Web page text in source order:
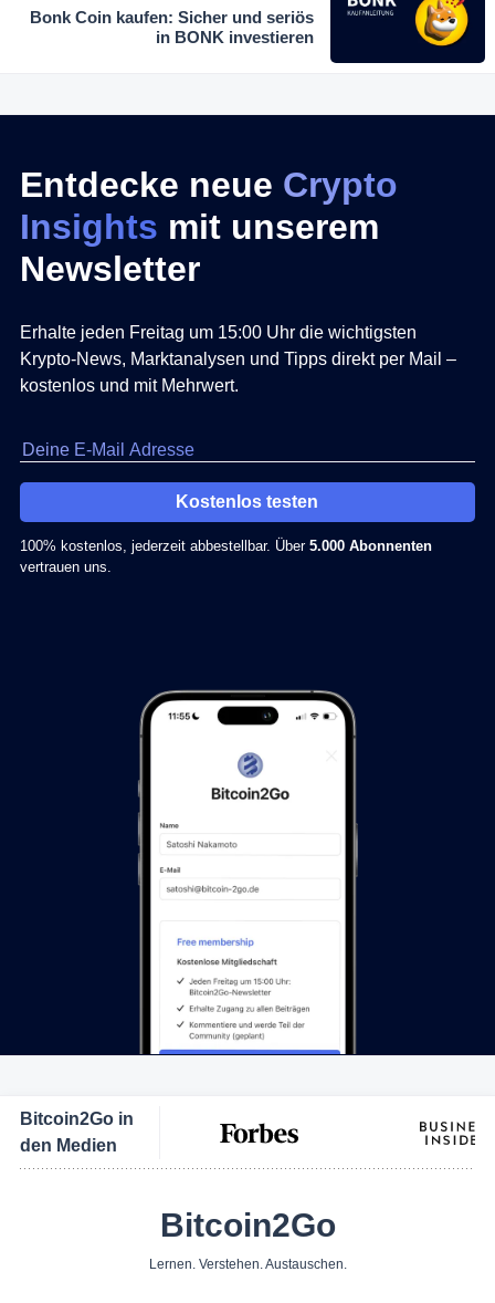
Bonk Coin kaufen: Sicher und seriös
in BONK investieren
Entdecke neue Crypto
Insights mit unserem
Newsletter
Erhalte jeden Freitag um 15:00 Uhr die wichtigsten
Krypto-News, Marktanalysen und Tipps direkt per Mail –
kostenlos und mit Mehrwert.
Kostenlos testen
100% kostenlos, jederzeit abbestellbar. Über 5.000 Abonnenten
vertrauen uns.
Bitcoin2Go in
den Medien
Bitcoin2Go
Lernen. Verstehen. Austauschen.